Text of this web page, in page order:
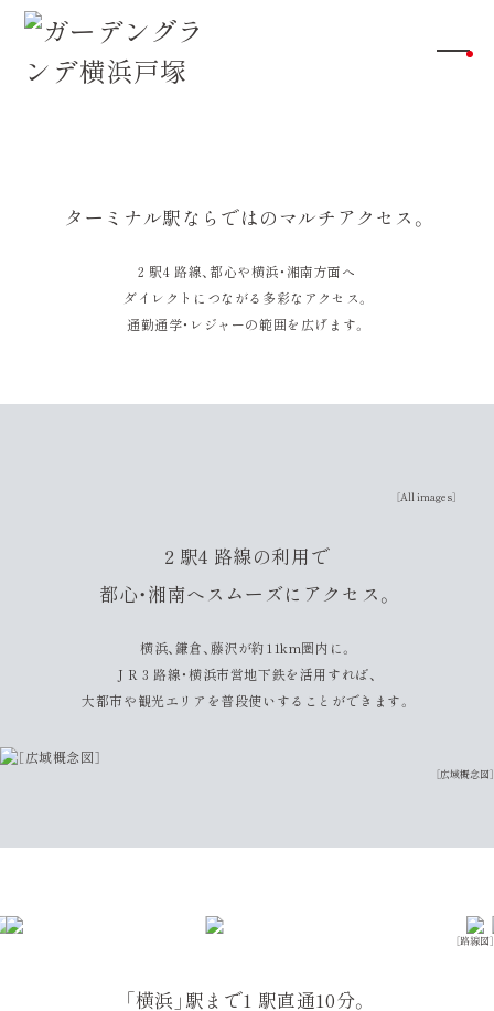
ターミナル駅ならではのマルチアクセス。
2 駅4 路線、都心や横浜・湘南方面へ
ダイレクトにつながる多彩なアクセス。
通勤通学・レジャーの範囲を広げます。
［All images］
2 駅4 路線の利用で
都心・湘南へスムーズにアクセス。
横浜、鎌倉、藤沢が約11km圏内に。
J R 3 路線・横浜市営地下鉄を活用すれば、
大都市や観光エリアを普段使いすることができます。
［広域概念図］
［路線図］
「横浜」駅まで1 駅直通10分。